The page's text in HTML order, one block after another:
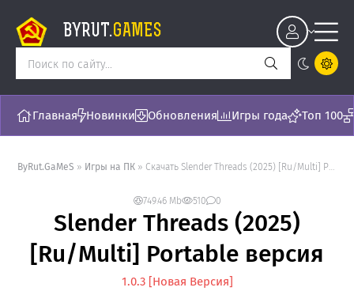
BYRUT.GAMES
Главная Новинки Обновления Игры года Топ 100
ByRut.GaMeS » Игры на ПК » Скачать Slender Threads (2025) [Ru/Multi] Portable версия - торрент последняя версия [1.0.3]
749.46 Mb 510 0
Slender Threads (2025)
[Ru/Multi] Portable версия
1.0.3 [Новая Версия]